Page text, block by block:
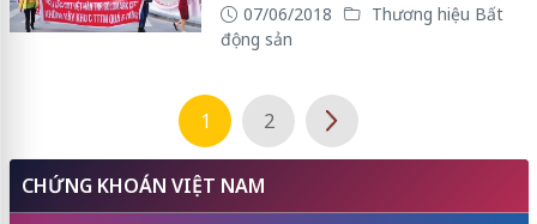
07/06/2018
Thương hiệu Bất
động sản
1 2
CHỨNG KHOÁN VIỆT NAM